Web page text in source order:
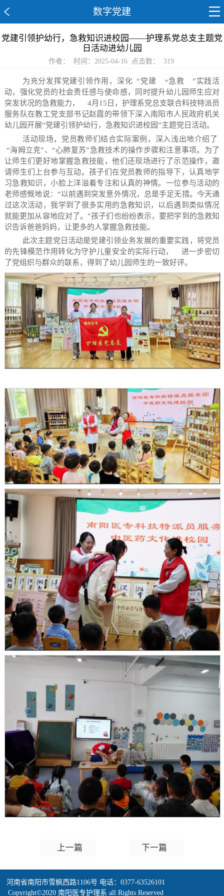
数字党建
党建引领护幼行，急救知识进校园——护理系党总支主题党
日活动进幼儿园
作者： 时间：2025-04-16 点击数： 319
为充分发挥党建引领作用，深化 “党建 +急救
”实践活
动，强化党员的社会责任感与使命感，同时提升幼儿园师生应对
突发状况的急救能力，
4月15日，护理系党总支联合科技特派员
服务队在教工党支部书记赵霞的带领下深入南阳市人民政府机关
幼儿园开展“党建引领护幼行，急救知识进校园”主题党日活动。
活动现场，党员教师们结合实际案例，深入浅出地介绍了
“海姆立克”、“心肺复苏”急救技术的操作步骤和注意事项。为了
让师生们更好地掌握急救技能，他们还现场进行了示范操作，邀
请师生们上台参与互动。孩子们在党员教师的指导下，认真地学
习急救知识，小脸上洋溢着专注和认真的神情。一位参与活动的
老师感慨地说：“以前遇到突发意外情况，总是手足无措。今天通
过这次活动，我学到了很多实用的急救知识，以后遇到类似情况
就能更加从容地应对了。”孩子们也纷纷表示，要把学到的急救知
识告诉爸爸妈妈，让更多的人掌握急救技能。
此次主题党日活动是党建引领业务发展的重要实践，将党员
的先锋模范作用转化为守护儿童安全的实际行动，
进一步密切
了党组织与群众的联系，得到了幼儿园师生的一致好评。
上一篇 下一篇
河南省南阳市雪枫西路1106号 电话：0377-63526101
Copyright©2020 南阳医专护理系 all Rights Reserved